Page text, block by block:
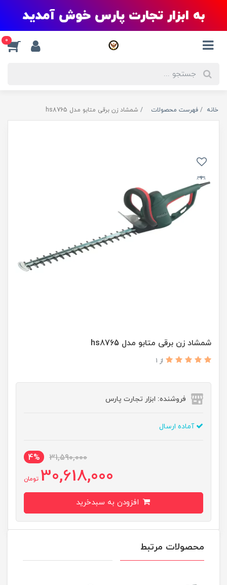
به ابزار تجارت پارس خوش آمدید
0
خانه فهرست محصولات شمشاد زن برقی متابو مدل hs8765
شمشاد زن برقی متابو مدل hs8765
از 1
فروشنده: ابزار تجارت پارس
آماده ارسال
31,590,000
4%
30,618,000 تومان
محصولات مرتبط